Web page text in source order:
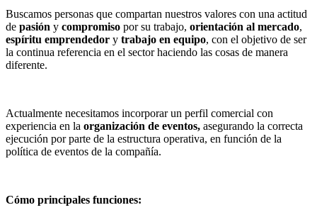
Buscamos personas que compartan nuestros valores con una actitud
de pasión y compromiso por su trabajo, orientación al mercado,
espíritu emprendedor y trabajo en equipo, con el objetivo de ser
la continua referencia en el sector haciendo las cosas de manera
diferente.
Actualmente necesitamos incorporar un perfil comercial con
experiencia en la organización de eventos, asegurando la correcta
ejecución por parte de la estructura operativa, en función de la
política de eventos de la compañía.
Cómo principales funciones: